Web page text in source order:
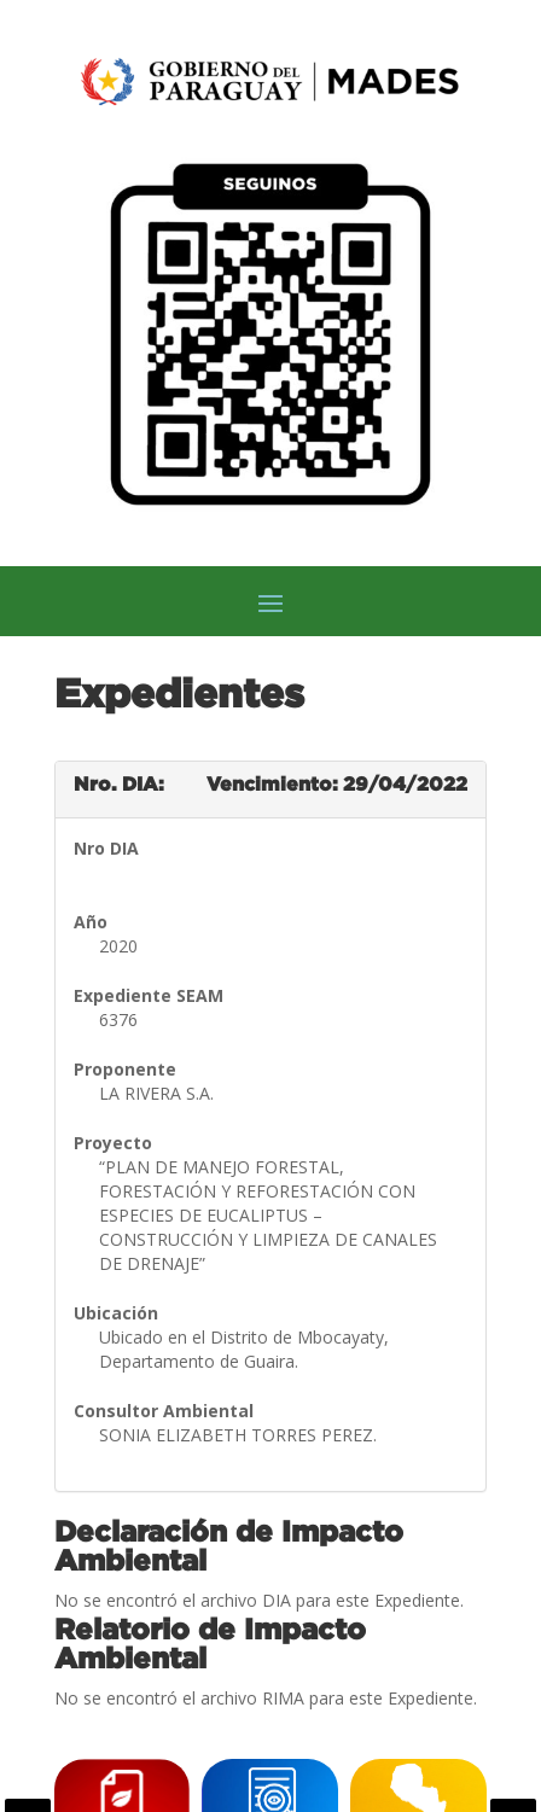
Expedientes
Nro. DIA: Vencimiento: 29/04/2022
Nro DIA
Año
2020
Expediente SEAM
6376
Proponente
LA RIVERA S.A.
Proyecto
“PLAN DE MANEJO FORESTAL,
FORESTACIÓN Y REFORESTACIÓN CON
ESPECIES DE EUCALIPTUS –
CONSTRUCCIÓN Y LIMPIEZA DE CANALES
DE DRENAJE”
Ubicación
Ubicado en el Distrito de Mbocayaty,
Departamento de Guaira.
Consultor Ambiental
SONIA ELIZABETH TORRES PEREZ.
Declaración de Impacto
Ambiental
No se encontró el archivo DIA para este Expediente.
Relatorio de Impacto
Ambiental
No se encontró el archivo RIMA para este Expediente.